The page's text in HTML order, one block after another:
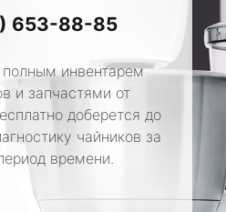
653-88-85
инвентарем
и запчастями от
доберется до
чайников за
времени.